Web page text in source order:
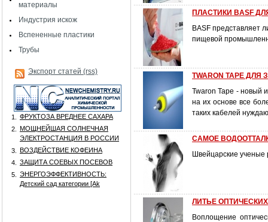
материалы
Индустрия искож
Вспененные пластики
Трубы
Экспорт статей (rss)
1.
ФРУКТОЗА ВРЕДНЕЕ САХАРА
2.
МОЩНЕЙШАЯ СОЛНЕЧНАЯ
ЭЛЕКТРОСТАНЦИЯ В РОССИИ
3.
ВОЗДЕЙСТВИЕ КОФЕИНА
4.
ЗАЩИТА СОЕВЫХ ПОСЕВОВ
5.
ЭНЕРГОЭФФЕКТИВНОСТЬ:
Детский сад категории [Аk
ПЛАСТИКИ BASF
BASF представляет
пищевой
TWARON TAPE
Twaron Tape - новый
на их основе все
таких кабелей
САМОЕ
Швейцарские ученые
ЛИТЬЕ
Воплощение